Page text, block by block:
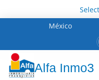
México
Alfa Inmo3